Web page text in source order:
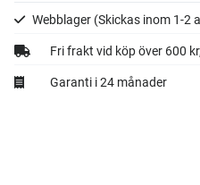
Webblager (Skickas inom 1-2
Fri frakt vid köp över 600
Garanti i 24 månader